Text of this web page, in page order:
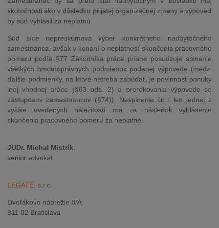
skutočnosti ako v dôsledku prijatej organizačnej zmeny a výpoveď
by súd vyhlásil za neplatnú.
Súd síce nepreskúmava výber konkrétneho nadbytočného
zamestnanca, avšak v konaní o neplatnosť skončenia pracovného
pomeru podľa §77 Zákonníka práce prísne posudzuje splnenie
všetkých hmotnoprávnych podmienok podanej výpovede (medzi
ďalšie podmienky, na ktoré netreba zabúdať, je povinnosť ponuky
inej vhodnej práce (§63 ods. 2) a prerokovania výpovede so
zástupcami zamestnancov (§74)). Nesplnenie čo i len jednej z
vyššie uvedených náležitostí má za následok vyhlásenie
skončenia pracovného pomeru za neplatné.
JUDr. Michal Mistrík
senior advokát
LEGATE, s.r.o.
Dvořákovo nábrežie 8/A
811 02 Bratislava